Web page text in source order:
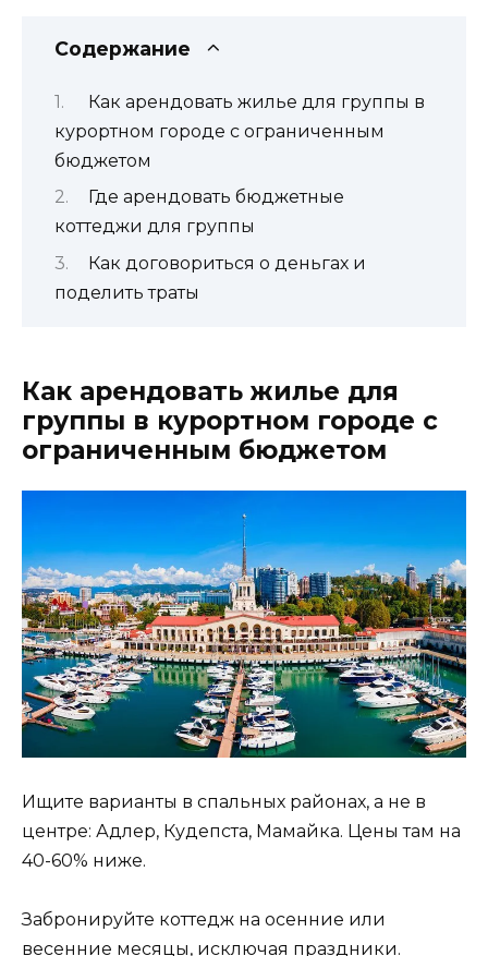
Содержание
Как арендовать жилье для группы в
курортном городе с ограниченным
бюджетом
Где арендовать бюджетные
коттеджи для группы
Как договориться о деньгах и
поделить траты
Как арендовать жилье для
группы в курортном городе с
ограниченным бюджетом
Ищите варианты в спальных районах, а не в
центре: Адлер, Кудепста, Мамайка. Цены там на
40-60% ниже.
Забронируйте коттедж на осенние или
весенние месяцы, исключая праздники.